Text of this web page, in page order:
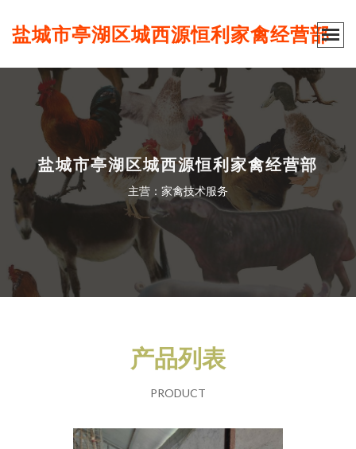
盐城市亭湖区城西源恒利家禽经营部
盐城市亭湖区城西源恒利家禽经营部
主营：家禽技术服务
产品列表
PRODUCT